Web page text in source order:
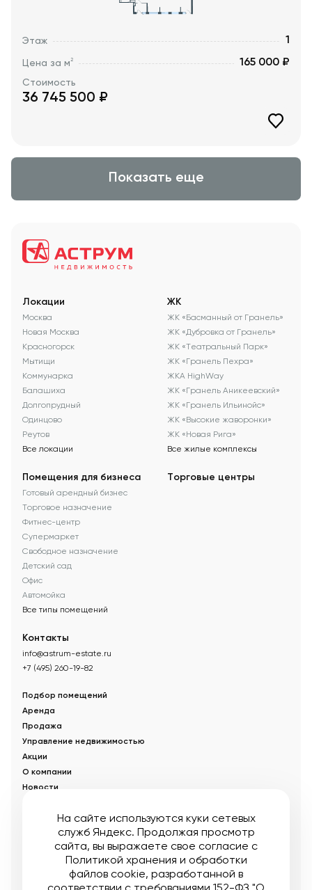
Этаж 1
Цена за м2 165 000 ₽
Стоимость
36 745 500 ₽
Показать еще
Локации
Москва
Новая Москва
Красногорск
Мытищи
Коммунарка
Балашиха
Долгопрудный
Одинцово
Реутов
Все локации
ЖК
ЖК «Басманный от Гранель»
ЖК «Дубровка от Гранель»
ЖК «Театральный Парк»
ЖК «Гранель Пехра»
ЖКА HighWay
ЖК «Гранель Аникеевский»
ЖК «Гранель Ильинойс»
ЖК «Высокие жаворонки»
ЖК «Новая Рига»
Все жилые комплексы
Помещения для бизнеса
Готовый арендный бизнес
Торговое назначение
Фитнес-центр
Супермаркет
Свободное назначение
Детский сад
Офис
Автомойка
Все типы помещений
Торговые центры
Контакты
info@astrum-estate.ru
+7 (495) 260-19-82
Подбор помещений
Аренда
Продажа
Управление недвижимостью
Акции
О компании
Новости
© Управляющая компания «Аструм Недвижимость». 2026
Опубликованная на сайте информация носит информационный
характер и не является публичной офертой
Мы в соцсетях:
На сайте используются куки сетевых
служб Яндекс. Продолжая просмотр
сайта, вы выражаете свое согласие с
Политикой хранения и обработки
файлов cookie, разработанной в